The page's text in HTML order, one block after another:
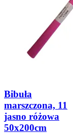
Bibuła
marszczona, 11
jasno różowa
50x200cm